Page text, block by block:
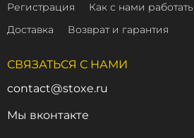
Регистрация Как с нами работать
Доставка
Возврат и гарантия
СВЯЗАТЬСЯ С НАМИ
contact@stoxe.ru
Мы вконтакте